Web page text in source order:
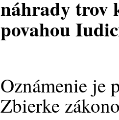
náhrady trov
povahou
Oznámenie je
Zbierke